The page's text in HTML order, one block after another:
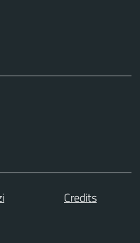
Credits